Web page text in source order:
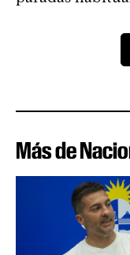
Más de